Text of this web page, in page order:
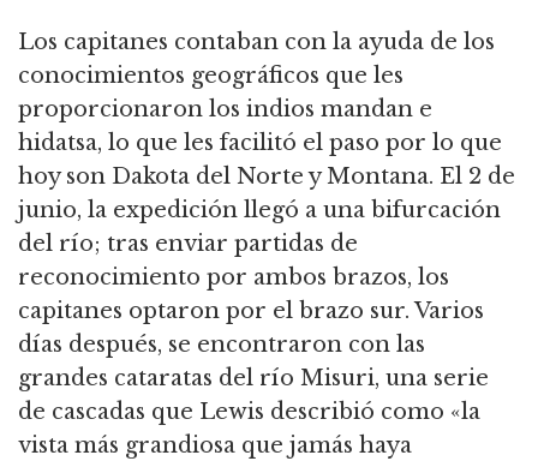
Los capitanes contaban con la ayuda de los
conocimientos geográficos que les
proporcionaron los indios mandan e
hidatsa, lo que les facilitó el paso por lo que
hoy son Dakota del Norte y Montana. El 2 de
junio, la expedición llegó a una bifurcación
del río; tras enviar partidas de
reconocimiento por ambos brazos, los
capitanes optaron por el brazo sur.Varios
días después, se encontraron con las
grandes cataratas del río Misuri, una serie
de cascadas que Lewis describió como «la
vista más grandiosa que jamás haya